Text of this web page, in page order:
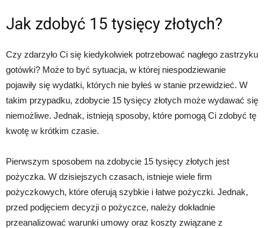
Jak zdobyć 15 tysięcy złotych?
Czy zdarzyło Ci się kiedykolwiek potrzebować nagłego zastrzyku
gotówki? Może to być sytuacja, w której niespodziewanie
pojawiły się wydatki, których nie byłeś w stanie przewidzieć. W
takim przypadku, zdobycie 15 tysięcy złotych może wydawać się
niemożliwe. Jednak, istnieją sposoby, które pomogą Ci zdobyć tę
kwotę w krótkim czasie.
Pierwszym sposobem na zdobycie 15 tysięcy złotych jest
pożyczka. W dzisiejszych czasach, istnieje wiele firm
pożyczkowych, które oferują szybkie i łatwe pożyczki. Jednak,
przed podjęciem decyzji o pożyczce, należy dokładnie
przeanalizować warunki umowy oraz koszty związane z